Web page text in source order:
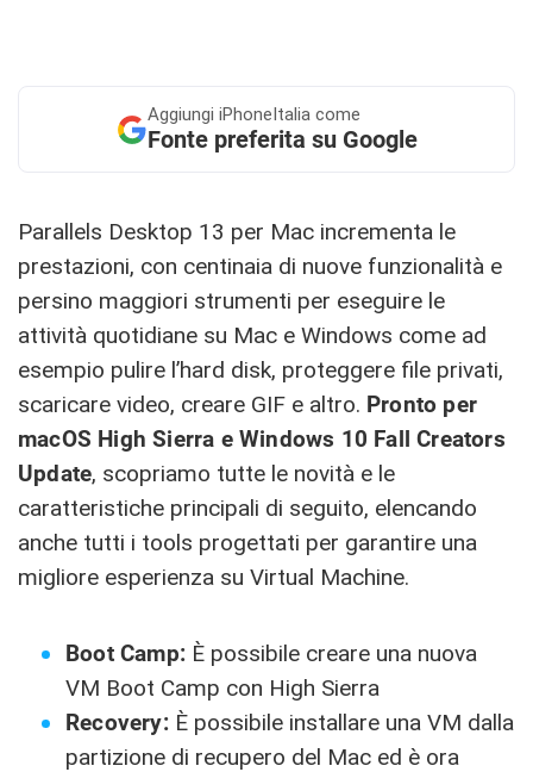
Aggiungi iPhoneItalia come
Fonte preferita su Google
Parallels Desktop 13 per Mac incrementa le
prestazioni, con centinaia di nuove funzionalità e
persino maggiori strumenti per eseguire le
attività quotidiane su Mac e Windows come ad
esempio pulire l’hard disk, proteggere file privati,
scaricare video, creare GIF e altro. Pronto per
macOS High Sierra e Windows 10 Fall Creators
Update, scopriamo tutte le novità e le
caratteristiche principali di seguito, elencando
anche tutti i tools progettati per garantire una
migliore esperienza su Virtual Machine.
Boot Camp: È possibile creare una nuova
VM Boot Camp con High Sierra
Recovery: È possibile installare una VM dalla
partizione di recupero del Mac ed è ora